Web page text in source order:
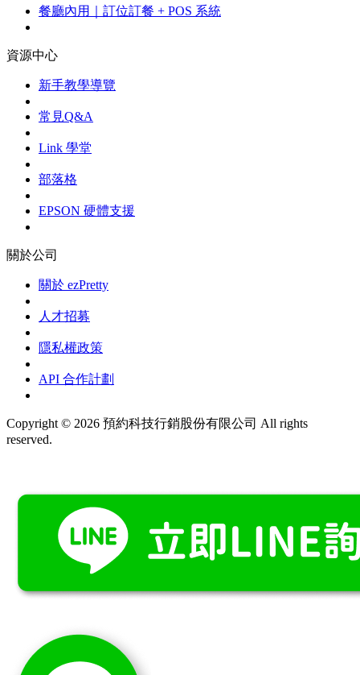
餐廳內用｜訂位訂餐 + POS 系統
資源中心
新手教學導覽
常見Q&A
Link 學堂
部落格
EPSON 硬體支援
關於公司
關於 ezPretty
人才招募
隱私權政策
API 合作計劃
Copyright © 2026 預約科技行銷股份有限公司 All rights
reserved.